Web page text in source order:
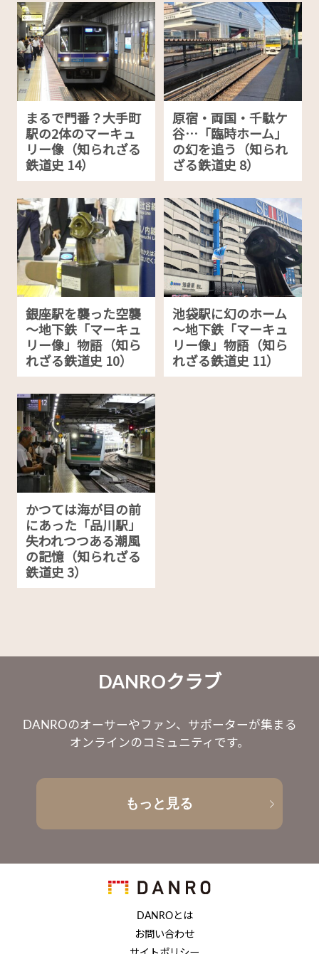
まるで門番？大手町
駅の2体のマーキュ
リー像（知られざる
鉄道史 14）
原宿・両国・千駄ケ
谷…「臨時ホーム」
の幻を追う（知られ
ざる鉄道史 8）
銀座駅を襲った空襲
～地下鉄「マーキュ
リー像」物語（知ら
れざる鉄道史 10）
池袋駅に幻のホーム
～地下鉄「マーキュ
リー像」物語（知ら
れざる鉄道史 11）
かつては海が目の前
にあった「品川駅」
失われつつある潮風
の記憶（知られざる
鉄道史 3）
DANROクラブ
DANROのオーサーやファン、サポーターが集まる
オンラインのコミュニティです。
もっと見る
DANROとは
お問い合わせ